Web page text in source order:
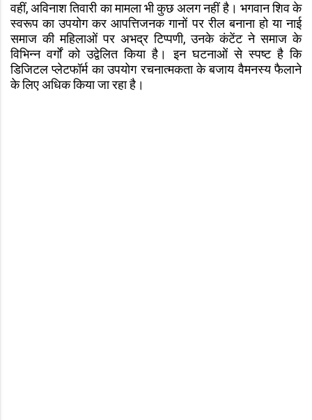
वहीं, अविनाश तिवारी का मामला भी कुछ अलग नहीं है। भगवान शिव के
स्वरूप का उपयोग कर आपत्तिजनक गानों पर रील बनाना हो या नाई
समाज की महिलाओं पर अभद्र टिप्पणी, उनके कंटेंट ने समाज के
विभिन्न वर्गों को उद्वेलित किया है। इन घटनाओं से स्पष्ट है कि
डिजिटल प्लेटफॉर्म का उपयोग रचनात्मकता के बजाय वैमनस्य फैलाने
के लिए अधिक किया जा रहा है।